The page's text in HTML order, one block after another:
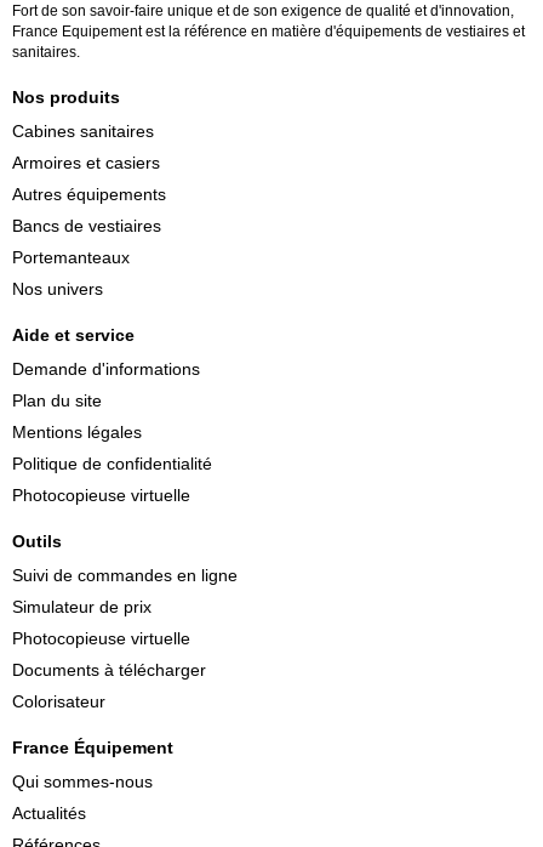
Fort de son savoir-faire unique et de son exigence de qualité et d'innovation,
France Equipement est la référence en matière d'équipements de vestiaires et
sanitaires.
Nos produits
Cabines sanitaires
Armoires et casiers
Autres équipements
Bancs de vestiaires
Portemanteaux
Nos univers
Aide et service
Demande d'informations
Plan du site
Mentions légales
Politique de confidentialité
Photocopieuse virtuelle
Outils
Suivi de commandes en ligne
Simulateur de prix
Photocopieuse virtuelle
Documents à télécharger
Colorisateur
France Équipement
Qui sommes-nous
Actualités